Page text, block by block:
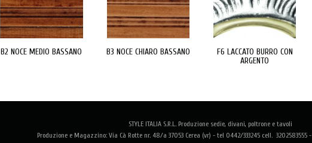
B2 NOCE MEDIO BASSANO B3 NOCE CHIARO BASSANO
F6 LACCATO BURRO CON
ARGENTO
STYLE ITALIA S.R.L. Produzione sedie, divani, poltrone e tavoli
Produzione e Magazzino: Via Cà Rotte nr. 48/a 37053 Cerea (vr) - tel 0442/333245 cell. 3202583555 -